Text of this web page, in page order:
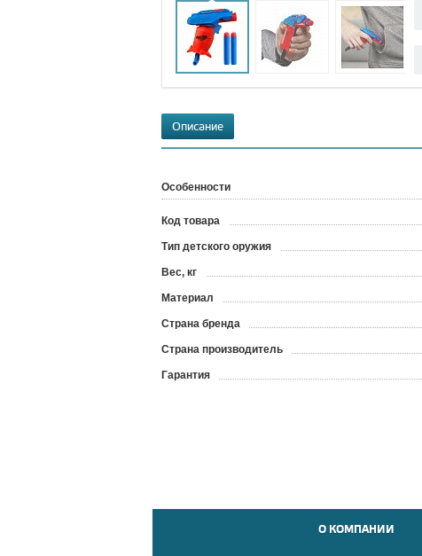
Описание
Особенности
Код товара
Тип детского оружия
Вес, кг
Материал
Страна бренда
Страна производитель
Гарантия
О КОМПАНИИ